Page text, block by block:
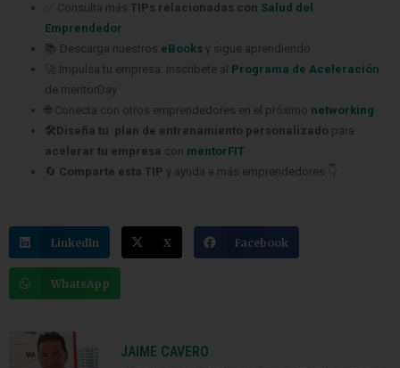
✅ Consulta más TIPs relacionadas con Salud del
Emprendedor
📚 Descarga nuestros eBooks y sigue aprendiendo
🚀 Impulsa tu empresa: inscríbete al Programa de Aceleración
de mentorDay
🌐 Conecta con otros emprendedores en el próximo networking
🛠️Diseña tu plan de entrenamiento personalizado para
acelerar tu empresa con mentorFIT
🔄 Comparte esta TIP y ayuda a más emprendedores 👇
LinkedIn X Facebook
WhatsApp
JAIME CAVERO